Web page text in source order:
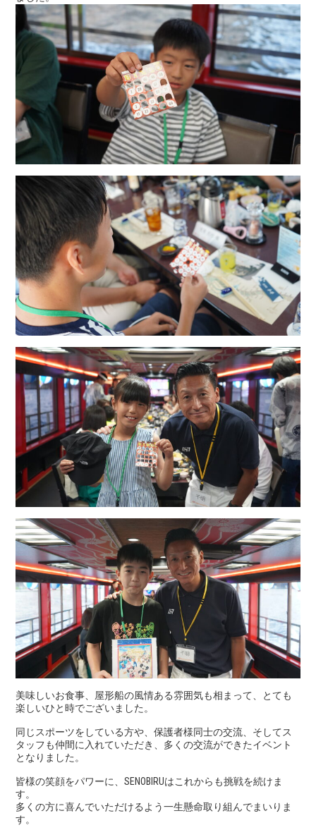
美味しいお食事、屋形船の風情ある雰囲気も相まって、とても
楽しいひと時でございました。
同じスポーツをしている方や、保護者様同士の交流、そしてス
タッフも仲間に入れていただき、多くの交流ができたイベント
となりました。
皆様の笑顔をパワーに、SENOBIRUはこれからも挑戦を続けま
す。
多くの方に喜んでいただけるよう一生懸命取り組んでまいりま
す。